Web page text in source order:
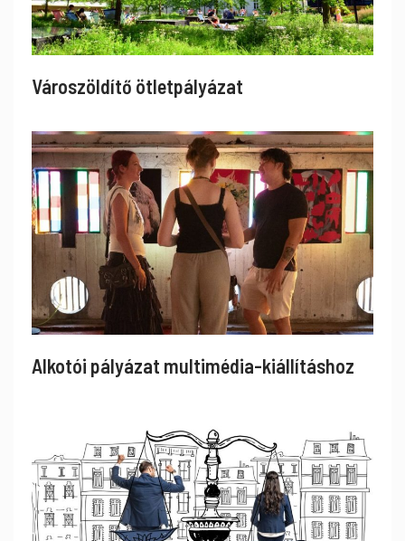
Városzöldítő ötletpályázat
Alkotói pályázat multimédia-kiállításhoz